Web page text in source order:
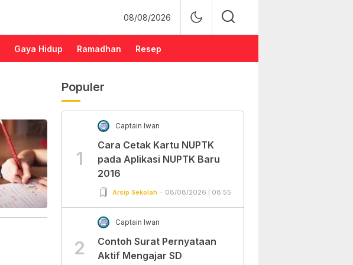
08/08/2026
Gaya Hidup Ramadhan Resep
Populer
1
Captain Iwan
Cara Cetak Kartu NUPTK
pada Aplikasi NUPTK Baru
2016
Arsip Sekolah 08/08/2026 | 08:55
2
Captain Iwan
Contoh Surat Pernyataan
Aktif Mengajar SD